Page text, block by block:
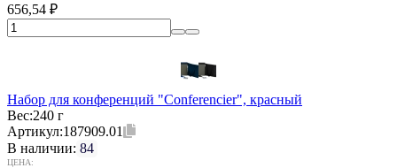
656,54 ₽
Набор для конференций "Conferencier", красный
Вес:240 г
Артикул:187909.01
В наличии: 84
ЦЕНА: